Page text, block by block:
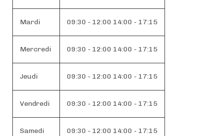
Mardi 09:30 - 12:00 14:00 - 17:15
Mercredi 09:30 - 12:00 14:00 - 17:15
Jeudi 09:30 - 12:00 14:00 - 17:15
Vendredi 09:30 - 12:00 14:00 - 17:15
Samedi 09:30 - 12:00 14:00 - 17:15